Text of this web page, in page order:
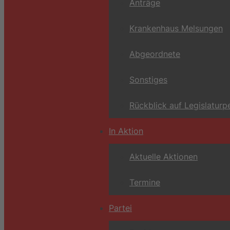
Anträge
Krankenhaus Melsungen
Abgeordnete
Sonstiges
Rückblick auf
In Aktion
Aktuelle Aktionen
Termine
Partei